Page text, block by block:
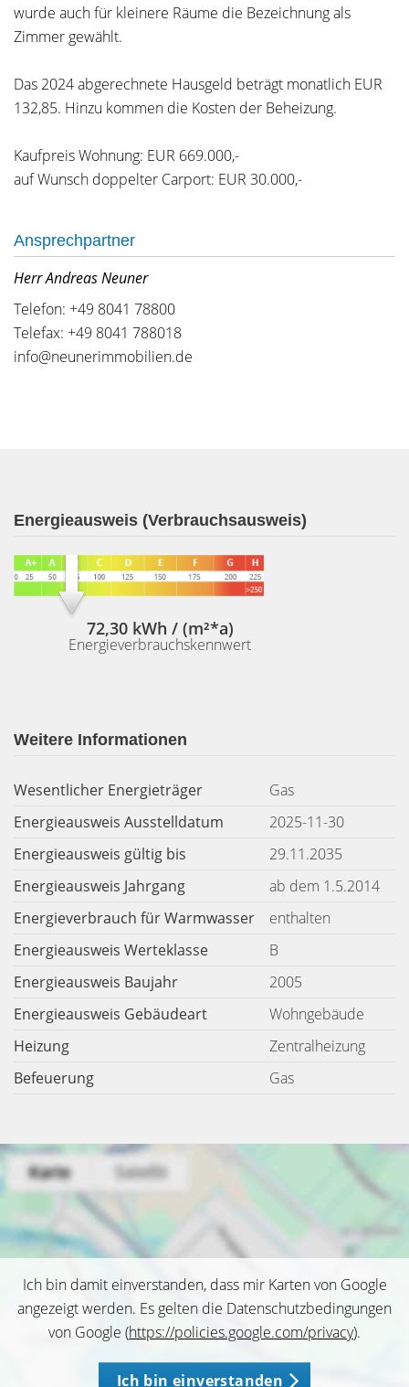
wurde auch für kleinere Räume die Bezeichnung als
Zimmer gewählt.
Das 2024 abgerechnete Hausgeld beträgt monatlich EUR
132,85. Hinzu kommen die Kosten der Beheizung.
Kaufpreis Wohnung: EUR 669.000,-
auf Wunsch doppelter Carport: EUR 30.000,-
Ansprechpartner
Herr Andreas Neuner
Telefon: +49 8041 78800
Telefax: +49 8041 788018
info@neunerimmobilien.de
Energieausweis (Verbrauchsausweis)
72,30 kWh / (m²*a)
Energieverbrauchskennwert
Weitere Informationen
Wesentlicher Energieträger
Gas
Energieausweis Ausstelldatum
2025-11-30
Energieausweis gültig bis
29.11.2035
Energieausweis Jahrgang
ab dem 1.5.2014
Energieverbrauch für Warmwasser
enthalten
Energieausweis Werteklasse
B
Energieausweis Baujahr
2005
Energieausweis Gebäudeart
Wohngebäude
Heizung
Zentralheizung
Befeuerung
Gas
Ich bin damit einverstanden, dass mir Karten von Google
angezeigt werden. Es gelten die Datenschutzbedingungen
von Google (https://policies.google.com/privacy).
Ich bin einverstanden